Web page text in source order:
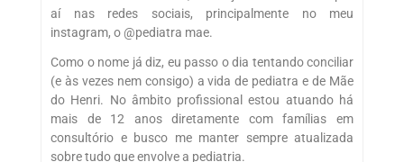
aí nas redes sociais, principalmente no meu
instagram, o @pediatra mae.
Como o nome já diz, eu passo o dia tentando conciliar
(e às vezes nem consigo) a vida de pediatra e de Mãe
do Henri. No âmbito profissional estou atuando há
mais de 12 anos diretamente com famílias em
consultório e busco me manter sempre atualizada
sobre tudo que envolve a pediatria.